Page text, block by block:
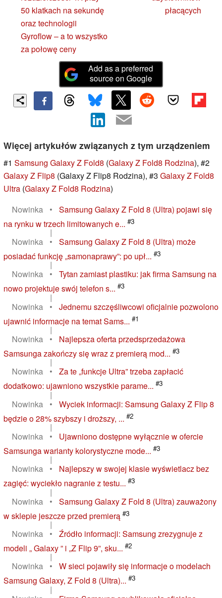
50 klatkach na sekundę
oraz technologii
Gyroflow – a to wszystko
za połowę ceny
płacących
Add as a preferred
source on Google
Więcej artykułów związanych z tym urządzeniem
#1 Samsung Galaxy Z Fold8 (Galaxy Z Fold8 Rodzina), #2
Galaxy Z Flip8 (Galaxy Z Flip8 Rodzina), #3 Galaxy Z Fold8
Ultra (Galaxy Z Fold8 Rodzina)
Nowinka
•
Samsung Galaxy Z Fold 8 (Ultra) pojawi się
na rynku w trzech limitowanych e... #3
|
Nowinka
•
Samsung Galaxy Z Fold 8 (Ultra) może
posiadać funkcję „samonaprawy”: po upł... #3
|
Nowinka
•
Tytan zamiast plastiku: jak firma Samsung na
nowo projektuje swój telefon s... #3
|
Nowinka
•
Jednemu szczęśliwcowi oficjalnie pozwolono
ujawnić informacje na temat Sams... #1
|
Nowinka
•
Najlepsza oferta przedsprzedażowa
Samsunga zakończy się wraz z premierą mod... #3
|
Nowinka
•
Za te „funkcje Ultra” trzeba zapłacić
dodatkowo: ujawniono wszystkie parame... #3
|
Nowinka
•
Wyciek informacji: Samsung Galaxy Z Flip 8
będzie o 28% szybszy i droższy, ... #2
|
Nowinka
•
Ujawniono dostępne wyłącznie w ofercie
Samsunga warianty kolorystyczne mode... #3
|
Nowinka
•
Najlepszy w swojej klasie wyświetlacz bez
zagięć: wyciekło nagranie z testu... #3
|
Nowinka
•
Samsung Galaxy Z Fold 8 (Ultra) zauważony
w sklepie jeszcze przed premierą #3
|
Nowinka
•
Źródło informacji: Samsung zrezygnuje z
modeli „ Galaxy ” i „Z Flip 9”, sku... #2
|
Nowinka
•
W sieci pojawiły się informacje o modelach
Samsung Galaxy, Z Fold 8 (Ultra)... #3
|